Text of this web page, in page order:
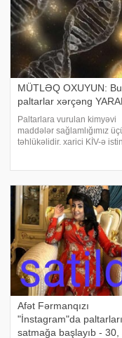
MÜTLƏQ OXUYUN: Bu
paltarlar xərçəng
Paltarlara vurulan kimyəvi
maddələr sağlamlığımız
təhlükəlidir. xarici KİV-ə
məlum olub. Bu kimyəvi
maddələrlə məşğul ola
Afət Fərmanqızı
"İnstagram"da
satmağa başlayıb - 30,